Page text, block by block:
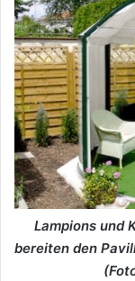
Lampions und
bereiten den